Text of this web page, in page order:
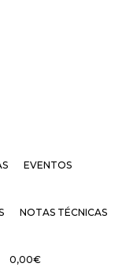
EVENTOS
NOTAS TÉCNICAS
0,00€